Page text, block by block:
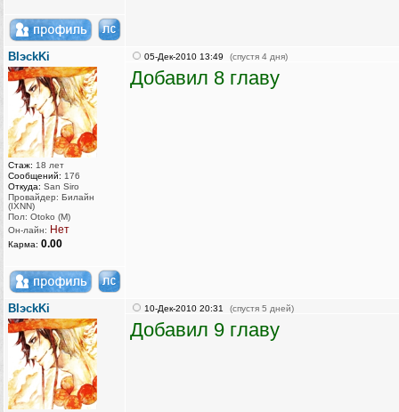
BlэckKi
Стаж: 18 лет
Сообщений: 176
Откуда: San Siro
Провайдер: Билайн
(IXNN)
Пол: Otoko (M)
Он-лайн: Нет
Карма: 0.00
05-Дек-2010 13:49 (спустя 4 дня)
Добавил 8 главу
BlэckKi 10-Дек-2010 20:31 (спустя 5 дней)
Добавил 9 главу